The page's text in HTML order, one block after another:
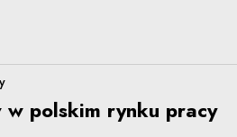
w polskim rynku pracy